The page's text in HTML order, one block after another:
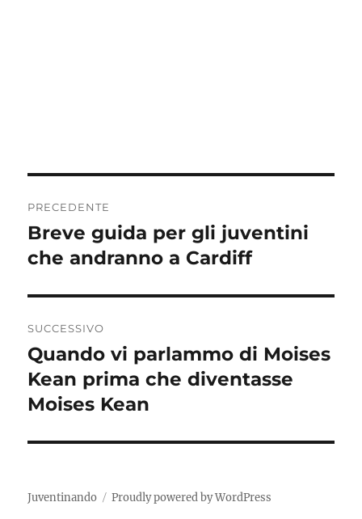
articoli
PRECEDENTE
Articolo
precedente:
Breve guida per gli juventini
che andranno a Cardiff
SUCCESSIVO
Articolo
successivo:
Quando vi parlammo di Moises
Kean prima che diventasse
Moises Kean
Juventinando Proudly powered by WordPress